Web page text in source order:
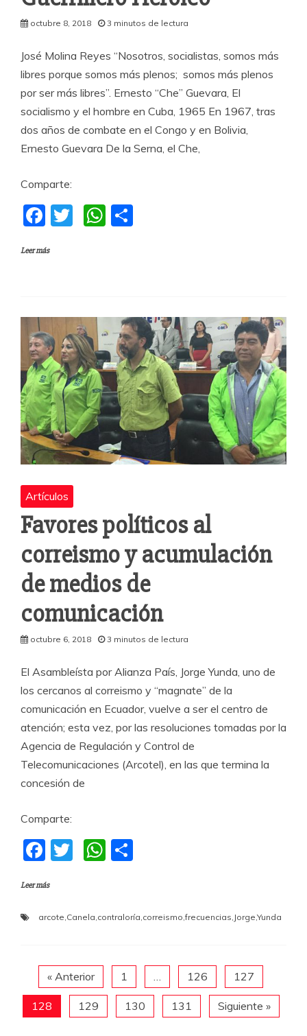
octubre 8, 2018 3 minutos de lectura
José Molina Reyes “Nosotros, socialistas, somos más
libres porque somos más plenos; somos más plenos
por ser más libres”. Ernesto “Che” Guevara, El
socialismo y el hombre en Cuba, 1965 En 1967, tras
dos años de combate en el Congo y en Bolivia,
Ernesto Guevara De la Serna, el Che,
Comparte:
F
c
o
o
k
T
W
p
p
rti
r
Leer más
Artículos
Favores políticos al
correismo y acumulación
de medios de
comunicación
octubre 6, 2018 3 minutos de lectura
El Asambleísta por Alianza País, Jorge Yunda, uno de
los cercanos al correismo y “magnate” de la
comunicación en Ecuador, vuelve a ser el centro de
atención; esta vez, por las resoluciones tomadas por la
Agencia de Regulación y Control de
Telecomunicaciones (Arcotel), en las que termina la
concesión de
Comparte:
F
c
e
o
o
k
T
er
W
s
p
p
p
rti
r
Leer más
arcote,Canela,contraloría,correismo,frecuencias, Jorge,Yunda
« Anterior 1 … 126 127
128 129 130 131 Siguiente »